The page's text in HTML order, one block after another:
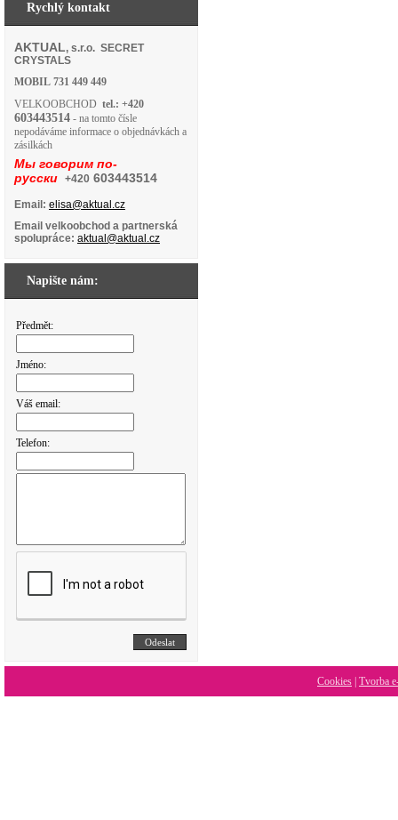
Rychlý kontakt
AKTUAL, s.r.o. SECRET
CRYSTALS
MOBIL 731 449 449
VELKOOBCHOD tel.: +420
603443514 - na tomto čísle
nepodáváme informace o objednávkách a
zásilkách
Мы говорим по-
русски +420 603443514
Email: elisa@aktual.cz
Email velkoobchod a partnerská
spolupráce: aktual@aktual.cz
Napište nám:
Předmět:
Jméno:
Váš email:
Telefon:
Cookies Tvorba